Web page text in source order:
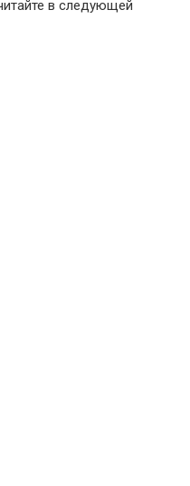
в следующей